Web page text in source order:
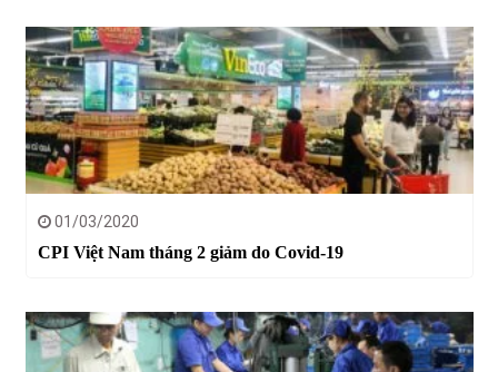
01/03/2020
CPI Việt Nam tháng 2 giảm do Covid-19